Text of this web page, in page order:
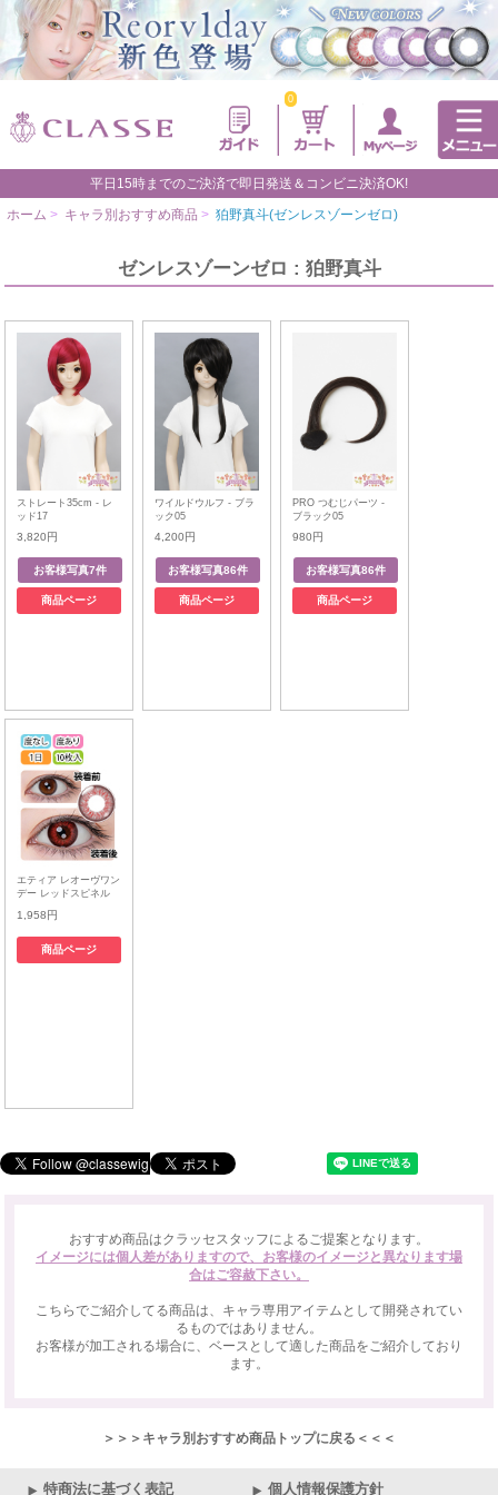
0
平日15時までのご決済で即日発送＆コンビニ決済OK!
ホーム > キャラ別おすすめ商品 > 狛野真斗(ゼンレスゾーンゼロ)
ゼンレスゾーンゼロ : 狛野真斗
ストレート35cm - レ
ッド17
3,820円
商品ページ
ワイルドウルフ - ブラ
ック05
4,200円
商品ページ
PRO つむじパーツ -
ブラック05
980円
商品ページ
エティア レオーヴワン
デー レッドスピネル
1,958円
商品ページ
おすすめ商品はクラッセスタッフによるご提案となります。
イメージには個人差がありますので、お客様のイメージと異なります場
合はご容赦下さい。
こちらでご紹介してる商品は、キャラ専用アイテムとして開発されてい
るものではありません。
お客様が加工される場合に、ベースとして適した商品をご紹介しており
ます。
＞＞＞キャラ別おすすめ商品トップに戻る＜＜＜
特商法に基づく表記 個人情報保護方針